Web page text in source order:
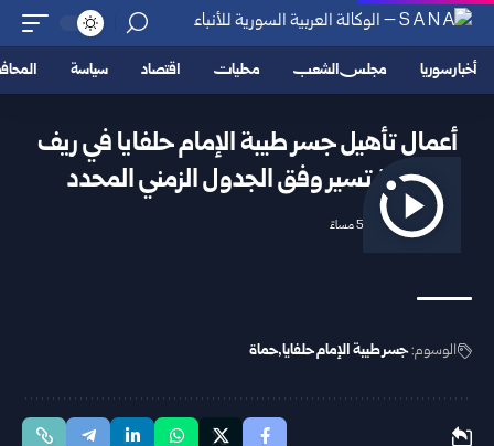
أخبار سوريا مجلس الشعب محليات اقتصاد سياسة
أعمال تأهيل جسر طيبة الإمام حلفايا في ريف
حماة تسير وفق الجدول الزمني المحدد
2026/03/08 5:27 مساءً
الوسوم:جسر طيبة الإمام حلفايا حماة